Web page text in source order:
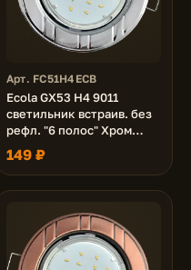
Арт. FC51H4ECB
Ecola GX53 H4 9011
светильник встраив. без
рефл. "6 полос" Хром
43x115 (к+)
149 ₽